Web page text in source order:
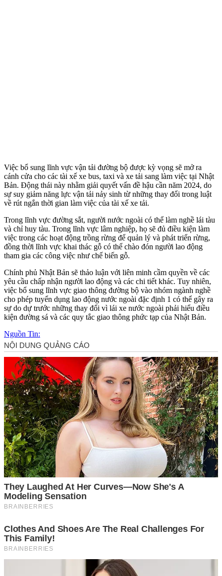
Việc bổ sung lĩnh vực vận tải đường bộ được kỳ vọng sẽ mở ra
cánh cửa cho các tài xế xe bus, taxi và xe tải sang làm việc tại Nhật
Bản. Động thái này nhằm giải quyết vấn đề hậu cần năm 2024, do
sự suy giảm năng lực vận tải nảy sinh từ những thay đổi trong luật
về rút ngắn thời gian làm việc của tài xế xe tải.
Trong lĩnh vực đường sắt, người nước ngoài có thể làm nghề lái tàu
và chỉ huy tàu. Trong lĩnh vực lâm nghiệp, họ sẽ đủ điều kiện làm
việc trong các hoạt động trồng rừng để quản lý và phát triển rừng,
đồng thời lĩnh vực khai thác gỗ có thể chào đón người lao động
tham gia các công việc như chế biến gỗ.
Chính phủ Nhật Bản sẽ thảo luận với liên minh cầm quyền về các
yêu cầu chấp nhận người lao động và các chi tiết khác. Tuy nhiên,
việc bổ sung lĩnh vực giao thông đường bộ vào nhóm ngành nghề
cho phép tuyển dụng lao động nước ngoài đặc định 1 có thể gây ra
sự do dự trước những thay đổi vì lái xe nước ngoài phải hiểu điều
kiện đường sá và các quy tắc giao thông phức tạp của Nhật Bản.
Nguồn Tin: